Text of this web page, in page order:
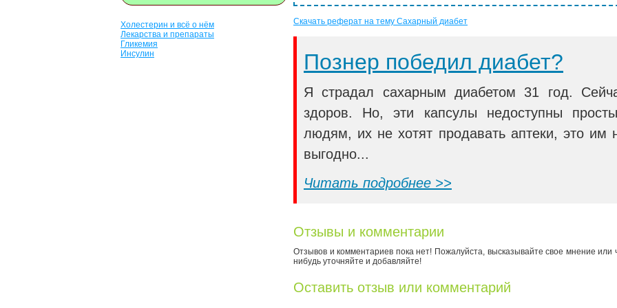
Холестерин и всё о нём
Лекарства и препараты
Гликемия
Инсулин
Скачать реферат на тему Сахарный диабет
Познер победил диабет?
Я страдал сахарным диабетом 31 год.
здоров. Но, эти капсулы недоступны
людям, их не хотят продавать аптеки, это им
выгодно...
Читать подробнее >>
Отзывы и комментарии
Отзывов и комментариев пока нет! Пожалуйста, высказывайте свое мнение или
нибудь уточняйте и добавляйте!
Оставить отзыв или комментарий